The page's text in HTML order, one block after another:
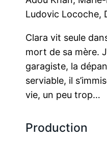
Ludovic Locoche,
Clara vit seule
mort de sa mère.
garagiste, la
serviable, il
vie, un peu trop…
Production